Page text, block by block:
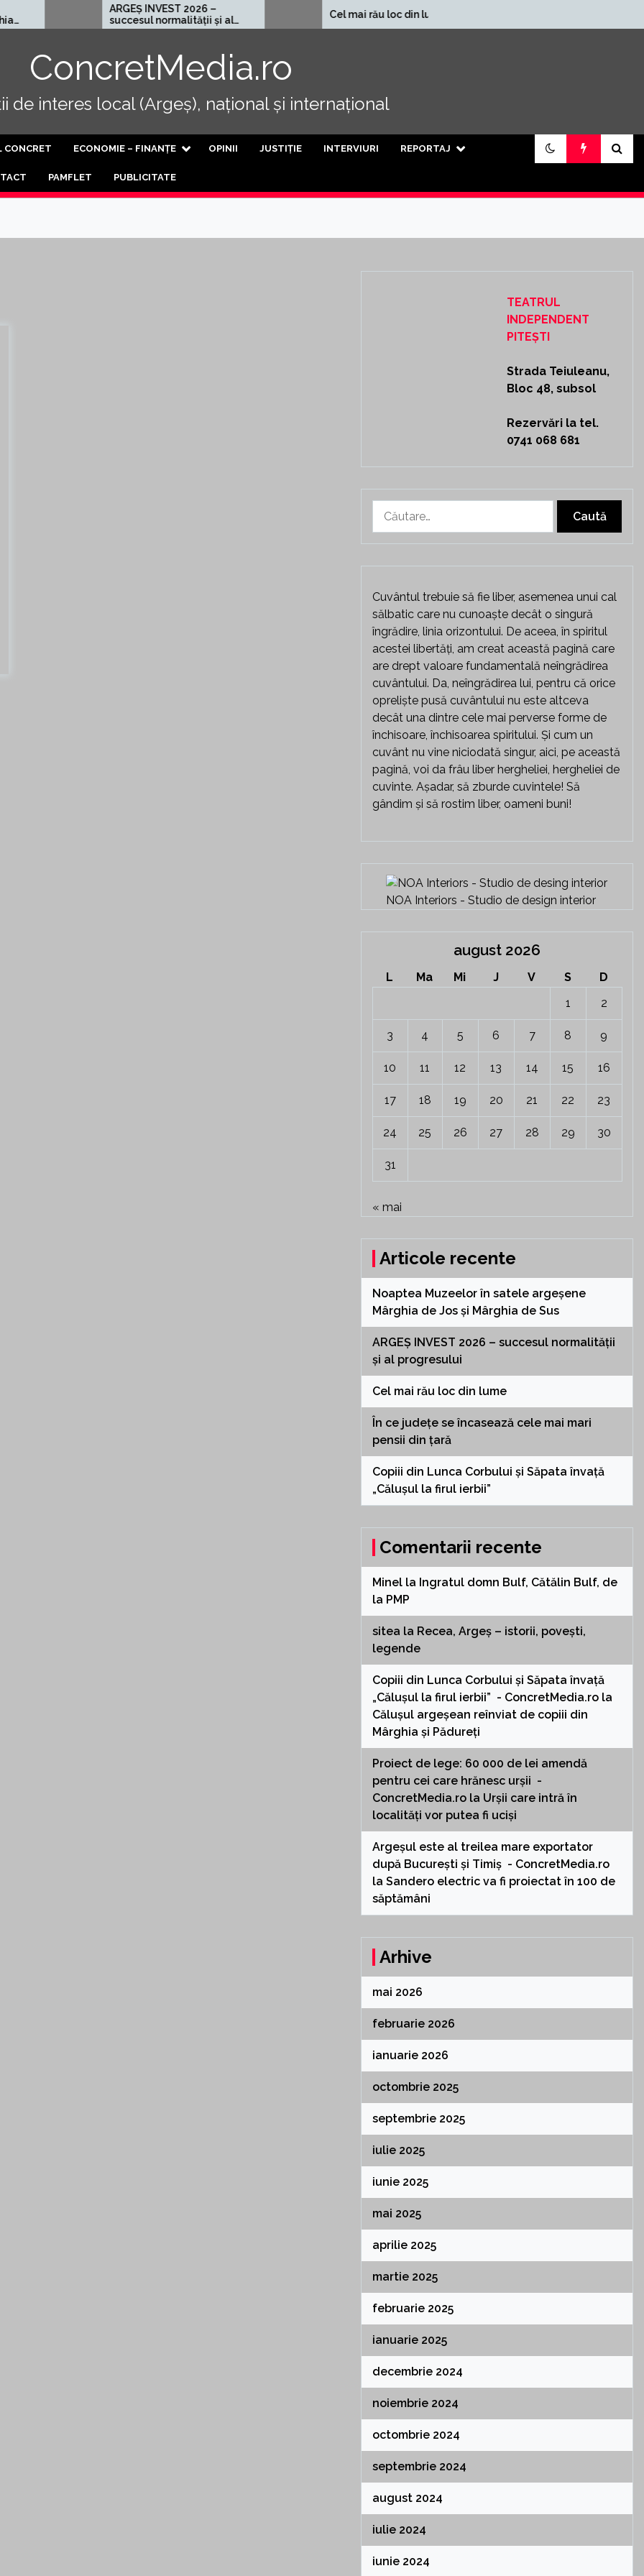
ARGEȘ INVEST 2026 –
succesul normalității și al
progresului
Cel mai rău loc din lume
țară
ConcretMedia.ro
de interes local (Argeș), național și internațional
CONCRET ECONOMIE – FINANȚE OPINII JUSTIȚIE INTERVIURI REPORTAJ
PAMFLET PUBLICITATE
TEATRUL
INDEPENDENT
PITEȘTI
Strada Teiuleanu,
Bloc 48, subsol
Rezervări la tel.
0741 068 681
după:
Cuvântul trebuie să fie liber, asemenea unui cal
sălbatic care nu cunoaște decât o singură
îngrădire, linia orizontului. De aceea, în spiritul
acestei libertăți, am creat această pagină care
are drept valoare fundamentală neîngrădirea
cuvântului. Da, neîngrădirea lui, pentru că orice
opreliște pusă cuvântului nu este altceva
decât una dintre cele mai perverse forme de
închisoare, închisoarea spiritului. Și cum un
cuvânt nu vine niciodată singur, aici, pe această
pagină, voi da frâu liber hergheliei, hergheliei de
cuvinte. Așadar, să zburde cuvintele! Să
gândim și să rostim liber, oameni buni!
NOA Interiors - Studio de design interior
august 2026
L Ma Mi J V S
D
1
2
3 4 5 6 7 8 9
10 11 12 13 14 15 16
17 18 19 20 21 22 23
24 25 26 27 28 29 30
31
« mai
Articole recente
Noaptea Muzeelor în satele argeșene
Mârghia de Jos și Mârghia de Sus
ARGEȘ INVEST 2026 – succesul normalității
și al progresului
Cel mai rău loc din lume
În ce județe se încasează cele mai mari
pensii din țară
Copiii din Lunca Corbului și Săpata învață
„Călușul la firul ierbii”
Comentarii recente
Minella Ingratul domn Bulf, Cătălin Bulf, de
la PMP
sitea la Recea, Argeș – istorii, povești,
legende
Copiii din Lunca Corbului și Săpata învață
„Călușul la firul ierbii” - ConcretMedia.rola
Călușul argeșean reînviat de copiii din
Mârghia și Pădureți
Proiect de lege: 60 000 de lei amendă
pentru cei care hrănesc urșii -
ConcretMedia.rola Urșii care intră în
localități vor putea fi uciși
Argeșul este al treilea mare exportator
după București și Timiș - ConcretMedia.ro
la Sandero electric va fi proiectat în 100 de
săptămâni
Arhive
mai 2026
februarie 2026
ianuarie 2026
octombrie 2025
septembrie 2025
iulie 2025
iunie 2025
mai 2025
aprilie 2025
martie 2025
februarie 2025
ianuarie 2025
decembrie 2024
noiembrie 2024
octombrie 2024
septembrie 2024
august 2024
iulie 2024
iunie 2024